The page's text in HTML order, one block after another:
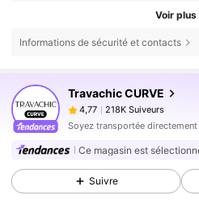
Voir plus
Informations de sécurité et contacts
Travachic CURVE
4,77
218K Suiveurs
V***best en train de
4,77
218K Suiveurs
4,77 218K Suiveurs
4,77 218K Suiveurs
Ce magasin est
Suivre